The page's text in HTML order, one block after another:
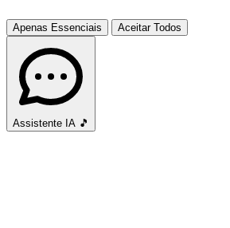
Apenas Essenciais Aceitar Todos
Assistente IA 🎵